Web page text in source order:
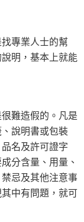
專業人士的幫
明，基本上就能
難造假的。凡是
說明書或包裝
名及許可證字
分含量、用量、
忌及其他注意事
中有問題，就可